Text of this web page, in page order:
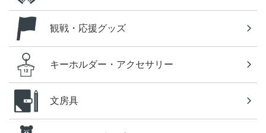
観戦・応援グッズ
キーホルダー・アクセサリー
文房具